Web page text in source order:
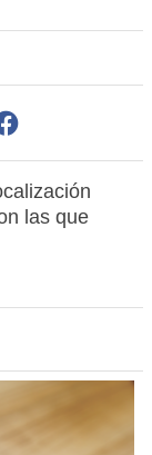
las que